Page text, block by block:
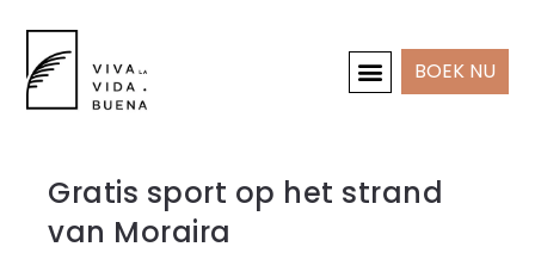
BOEK NU
Gratis sport op het strand
van Moraira